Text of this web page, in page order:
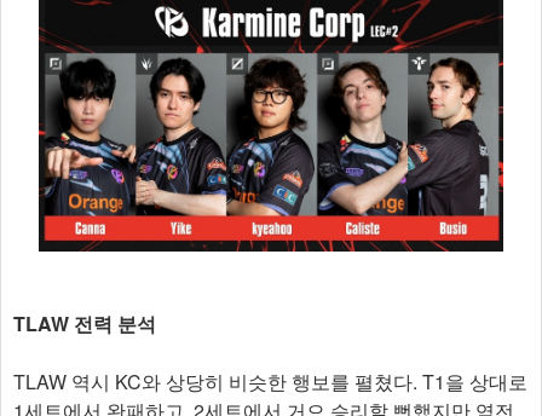
TLAW 전력 분석
TLAW 역시 KC와 상당히 비슷한 행보를 펼쳤다. T1을 상대로
1세트에서 완패하고, 2세트에서 거으 승리할 뻔했지만 역전